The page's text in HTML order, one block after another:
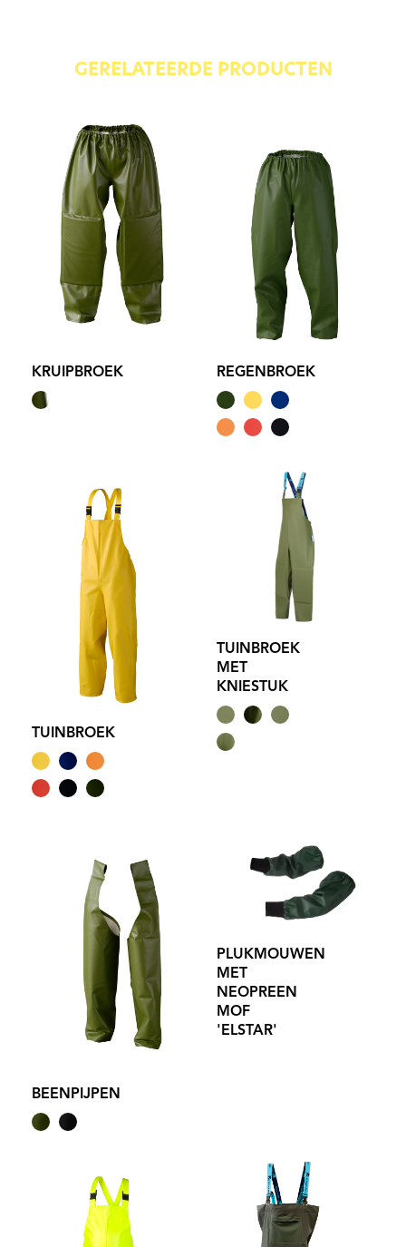
GERELATEERDE PRODUCTEN
KRUIPBROEK REGENBROEK
TUINBROEK
TUINBROEK
MET
KNIESTUK
BEENPIJPEN
PLUKMOUWEN
MET
NEOPREEN
MOF
'ELSTAR'